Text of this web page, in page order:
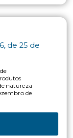
Normativa
de 2005
para efeito de
como
art. 1º , incisos IV e